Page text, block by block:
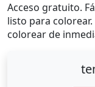
Acceso gratuito.
listo para colorear.
colorear de